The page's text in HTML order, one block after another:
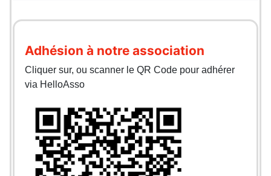
Adhésion à notre association
Cliquer sur, ou scanner le QR Code pour adhérer
via HelloAsso